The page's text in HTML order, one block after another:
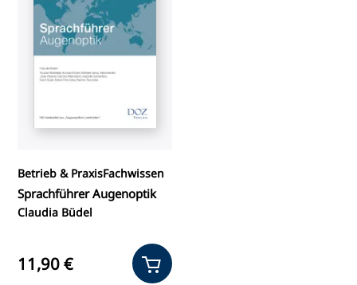
Betrieb & PraxisFachwissen
Sprachführer Augenoptik
Claudia Büdel
11,90 €